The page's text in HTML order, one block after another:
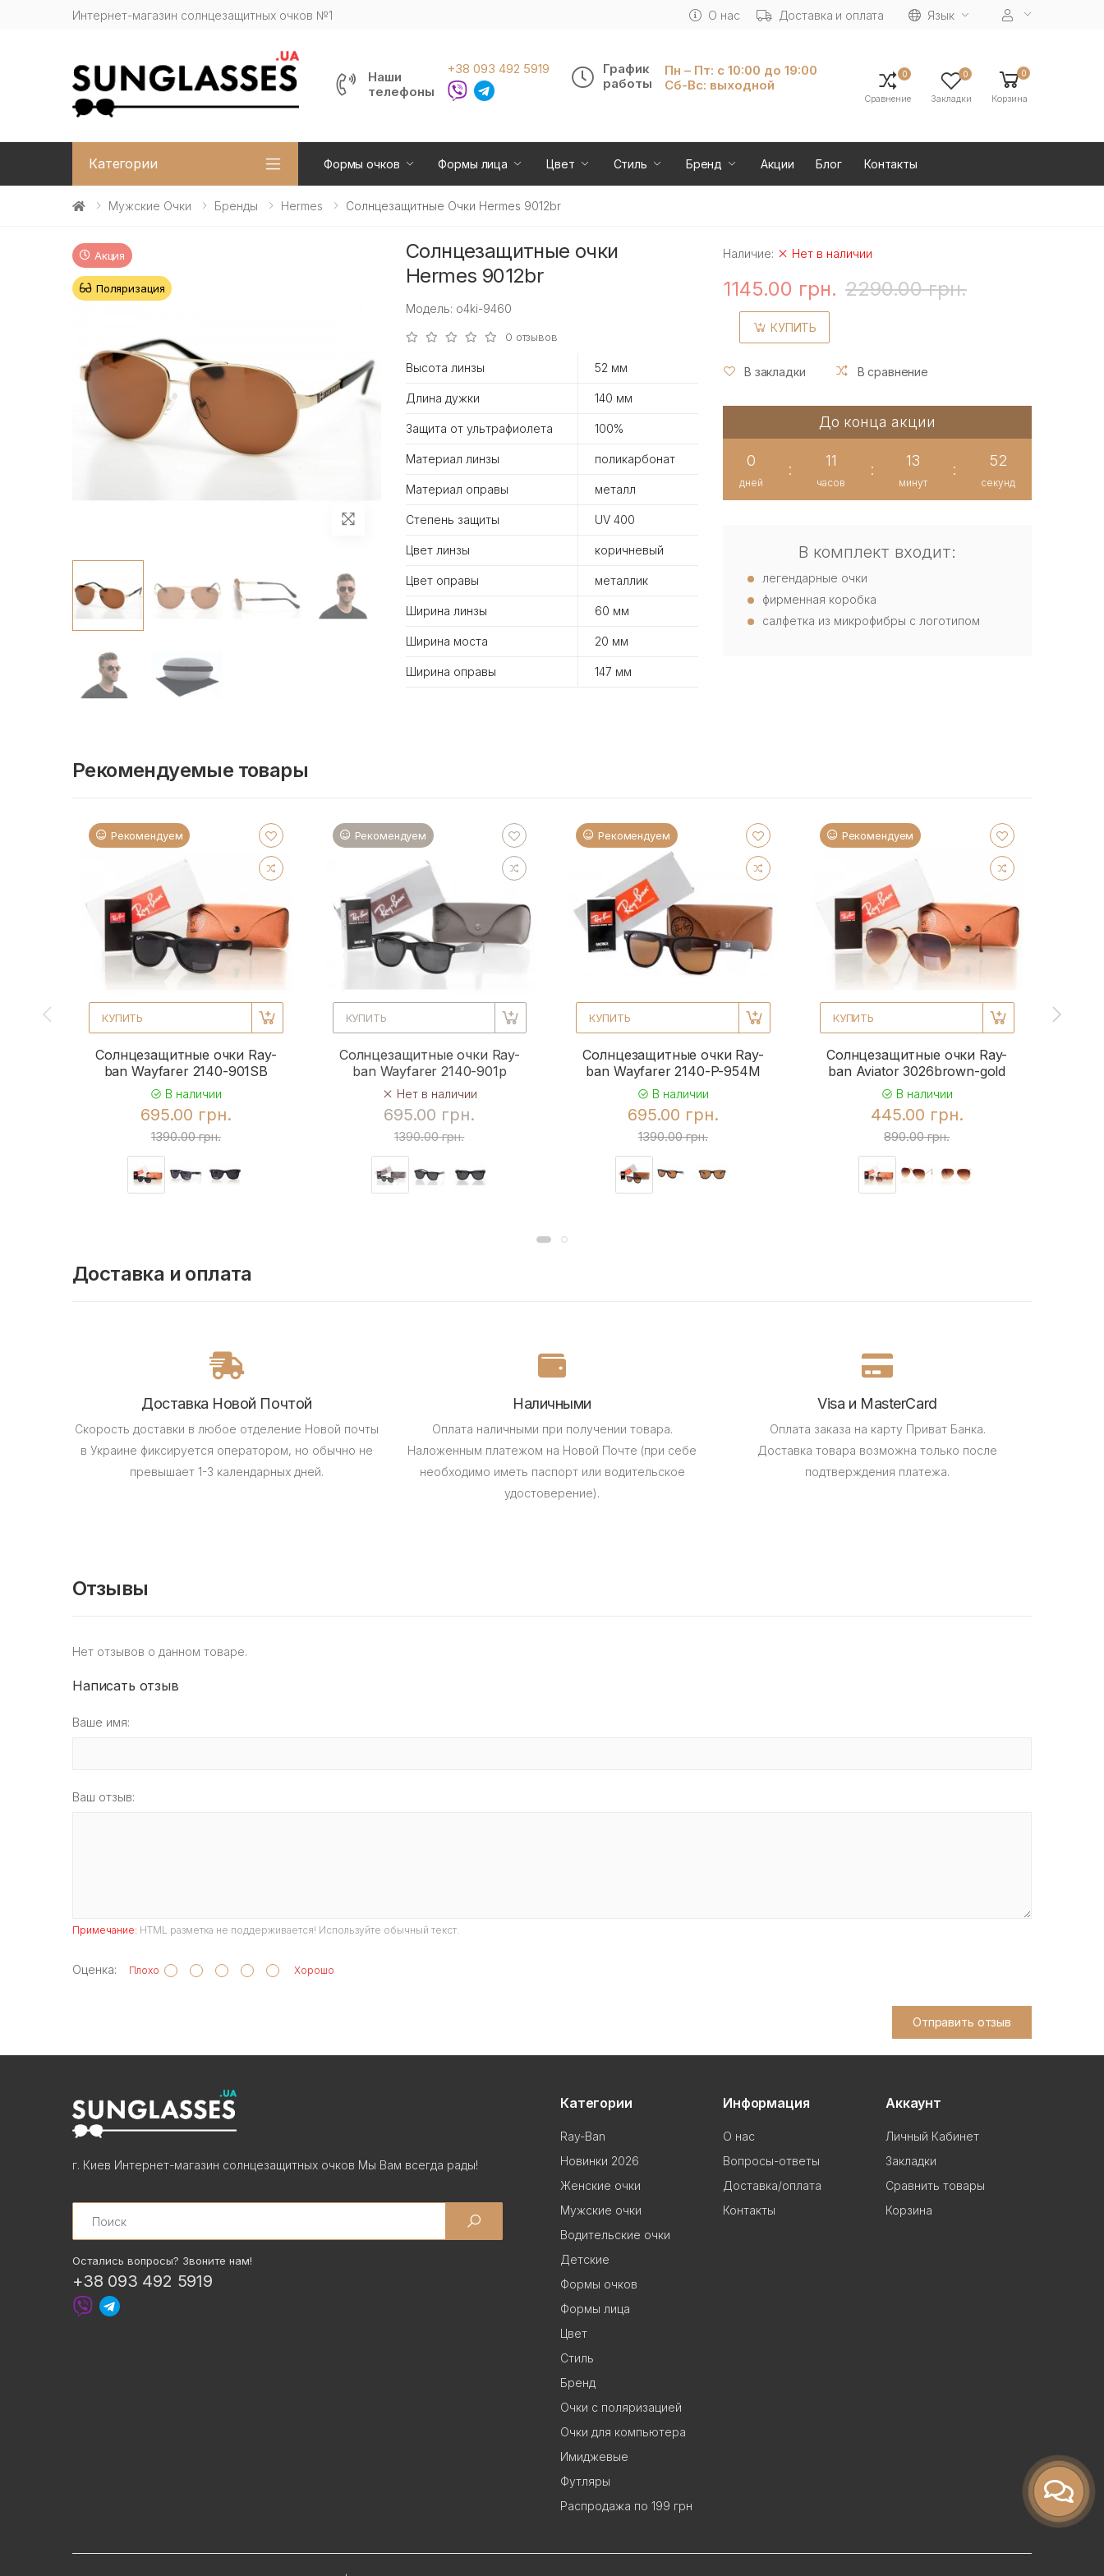
Интернет-магазин солнцезащитных очков №1 О нас Доставка и оплата Язык
Наши
телефоны
+38 093 492 5919
График
работы
Пн – Пт: с 10:00 до 19:00
Сб-Вс: выходной
0
Сравнение
0
Закладки
0
Корзина
Категории Формы очков Формы лица Цвет Стиль Бренд Акции Блог Контакты
Мужские Очки Бренды Hermes Солнцезащитные Очки Hermes 9012br
Акция
Поляризация
Солнцезащитные очки
Hermes 9012br
Модель: o4ki-9460
0 отзывов
Высота линзы 52 мм
Длина дужки 140 мм
Защита от ультрафиолета 100%
Материал линзы поликарбонат
Материал оправы металл
Степень защиты UV 400
Цвет линзы коричневый
Цвет оправы металлик
Ширина линзы 60 мм
Ширина моста 20 мм
Ширина оправы 147 мм
Наличие: Нет в наличии
1145.00 грн. 2290.00 грн.
КУПИТЬ
В закладки В сравнение
До конца акции
0
дней
:
11
часов
:
13
минут
:
51
секунд
В комплект входит:
легендарные очки
фирменная коробка
салфетка из микрофибры с логотипом
Рекомендуемые товары
Рекомендуем
КУПИТЬ
Солнцезащитные очки Ray-
ban Wayfarer 2140-901SB
В наличии
695.00 грн.
1390.00 грн.
Рекомендуем
КУПИТЬ
Солнцезащитные очки Ray-
ban Wayfarer 2140-901p
Нет в наличии
695.00 грн.
1390.00 грн.
Рекомендуем
КУПИТЬ
Солнцезащитные очки Ray-
ban Wayfarer 2140-P-954M
В наличии
695.00 грн.
1390.00 грн.
Рекомендуем
КУПИТЬ
Солнцезащитные очки Ray-
ban Aviator 3026brown-gold
В наличии
445.00 грн.
890.00 грн.
Доставка и оплата
Доставка Новой Почтой
Скорость доставки в любое отделение Новой почты
в Украине фиксируется оператором, но обычно не
превышает 1-3 календарных дней.
Наличными
Оплата наличными при получении товара.
Наложенным платежом на Новой Почте (при себе
необходимо иметь паспорт или водительское
удостоверение).
Visa и MasterCard
Оплата заказа на карту Приват Банка.
Доставка товара возможна только после
подтверждения платежа.
Отзывы
Нет отзывов о данном товаре.
Написать отзыв
Ваше имя:
Ваш отзыв:
Примечание: HTML разметка не поддерживается! Используйте обычный текст.
Оценка: Плохо Хорошо
Отправить отзыв
г. Киев Интернет-магазин солнцезащитных очков Мы Вам всегда рады!
Search
Остались вопросы? Звоните нам!
+38 093 492 5919
Категории
Ray-Ban
Новинки 2026
Женские очки
Мужские очки
Водительские очки
Детские
Формы очков
Формы лица
Цвет
Стиль
Бренд
Очки с поляризацией
Очки для компьютера
Имиджевые
Футляры
Распродажа по 199 грн
Информация
О нас
Вопросы-ответы
Доставка/оплата
Контакты
Аккаунт
Личный Кабинет
Закладки
Сравнить товары
Корзина